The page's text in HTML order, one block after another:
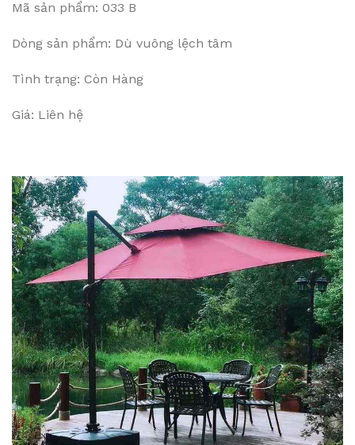
Mã sản phẩm: 033 B
Dòng sản phẩm: Dù vuông lệch tâm
Tình trạng: Còn Hàng
Giá: Liên hệ